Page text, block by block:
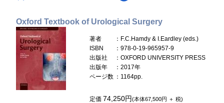
Oxford Textbook of Urological Surgery
著者
：F.C.Hamdy & I.Eardley (eds.)
ISBN
：978-0-19-965957-9
出版社
：OXFORD UNIVERSITY PRESS
出版年
：2017年
ページ数 ：1164pp.
定価74,250円(本体67,500円 ＋ 税)